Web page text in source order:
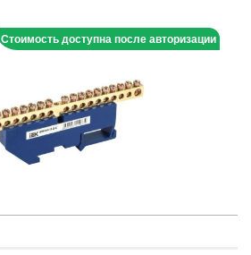
Стоимость доступна после авторизации